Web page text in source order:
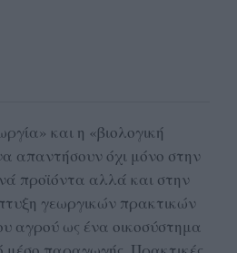
και η «βιολογική
απαντήσουν όχι μόνο στην
προϊόντα αλλά και στην
γεωργικών πρακτικών
αγρού ως ένα οικοσύστημα